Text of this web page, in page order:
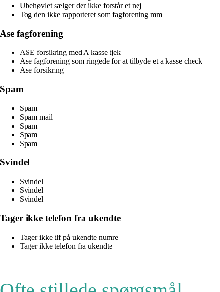
Ubehøvlet sælger der ikke forstår et nej
Tog den ikke rapporteret som fagforening mm
Ase fagforening
ASE forsikring med A kasse tjek
Ase fagforening som ringede for at tilbyde et a kasse check
Ase forsikring
Spam
Spam
Spam mail
Spam
Spam
Spam
Svindel
Svindel
Svindel
Svindel
Tager ikke telefon fra ukendte
Tager ikke tlf på ukendte numre
Tager ikke telefon fra ukendte